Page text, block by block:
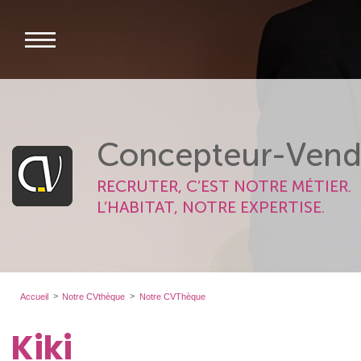
Concepteur-
RECRUTER, C’EST NOTRE MÉTIER.
L’HABITAT, NOTRE EXPERTISE.
Accueil Notre CVthèque Notre CVThèque
Kiki